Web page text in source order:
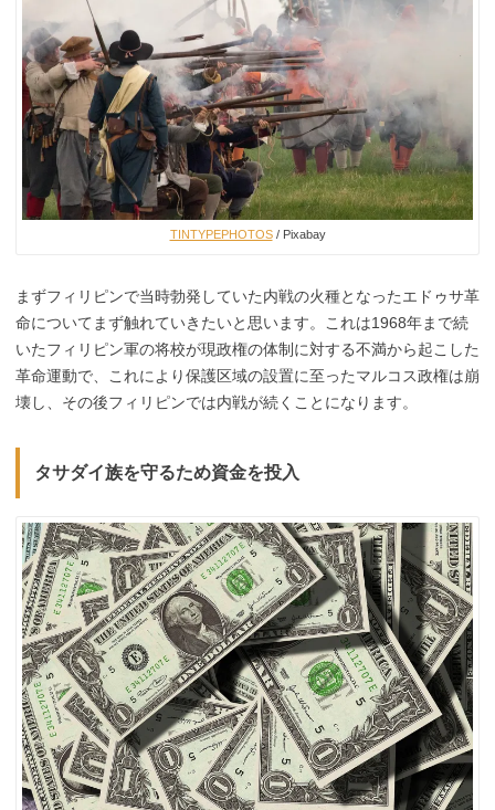
TINTYPEPHOTOS/ Pixabay
まずフィリピンで当時勃発していた内戦の火種となったエドゥサ革
命についてまず触れていきたいと思います。これは1968年まで続
いたフィリピン軍の将校が現政権の体制に対する不満から起こした
革命運動で、これにより保護区域の設置に至ったマルコス政権は崩
壊し、その後フィリピンでは内戦が続くことになります。
タサダイ族を守るため資金を投入